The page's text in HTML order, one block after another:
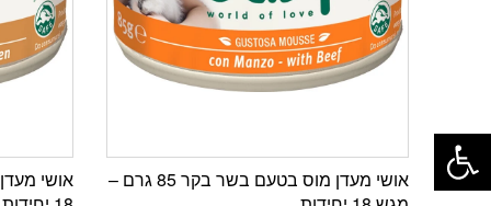
אושי מעדן מוס בטעם בשר בקר 85 גרם –
פתח סרגל נגישות